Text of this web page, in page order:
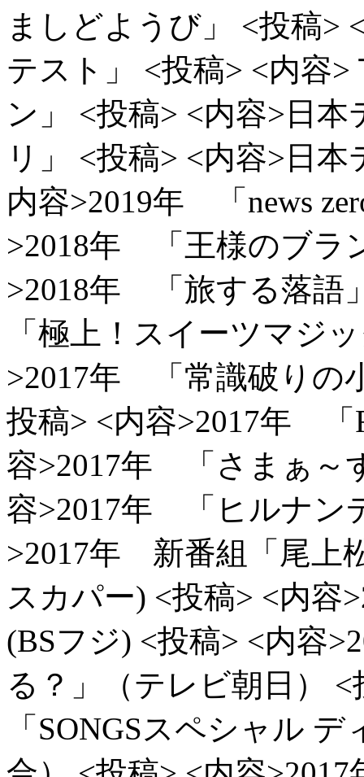
ましどようび」
<投稿>
テスト」
<投稿> <内容
ン」
<投稿> <内容>日
リ」
<投稿> <内容>日
内容>2019年 「news
>2018年 「王様のブラ
>2018年 「旅する落語
「極上！スイーツマジ
>2017年 「常識破りの
投稿> <内容>2017年 「
容>2017年 「さまぁ～
容>2017年 「ヒルナン
>2017年 新番組「尾上
スカパー) <投稿> <内容
(BSフジ) <投稿> <内容
る？」（テレビ朝日）
<
「SONGSスペシャル